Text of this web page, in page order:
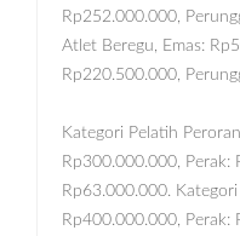
Rp252.000.000,
Atlet Beregu, Emas:
Rp220.500.000,
Kategori Pelatih
Rp300.000.000, Perak:
Rp63.000.000.
Rp400.000.000, Perak: